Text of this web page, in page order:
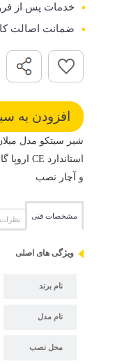
خدمات پس از
ضمانت اصالت
شیر سیتکو مدل
و آچار نصب
مشخصات فنی نظرات
ویژگی های اصلی
نام برند
نام مدل
محل نصب